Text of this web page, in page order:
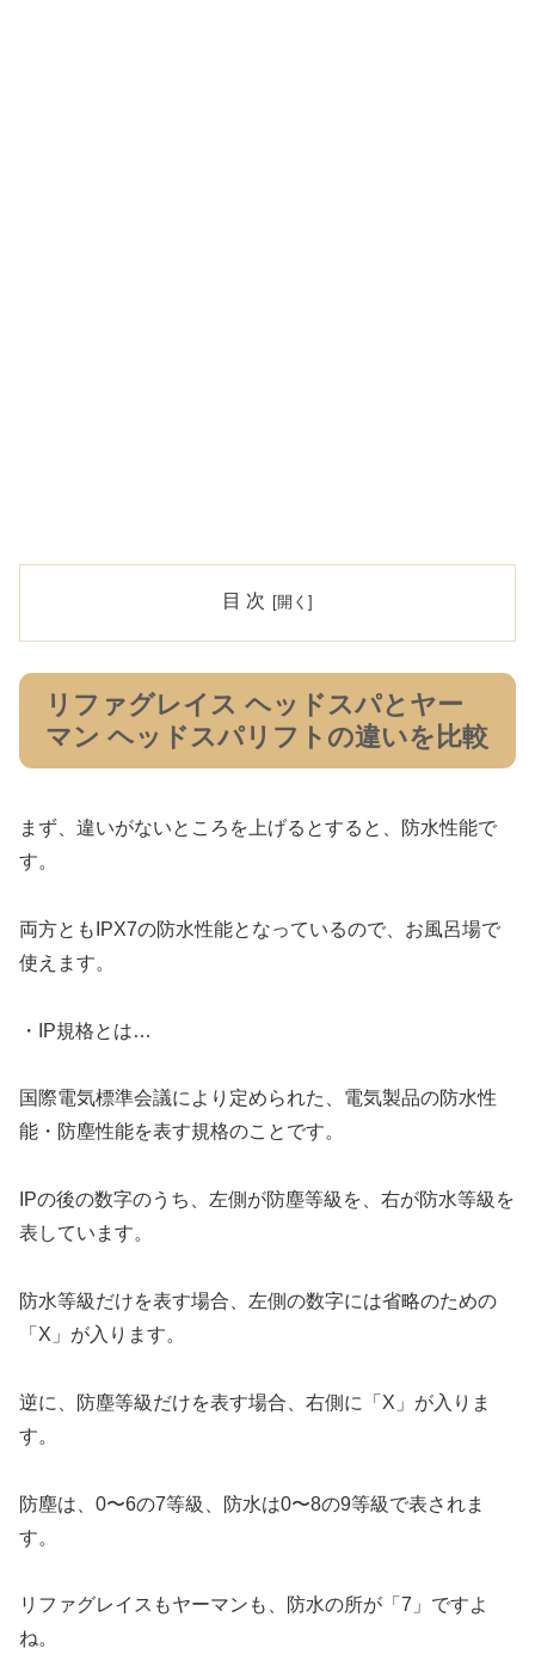
目 次
リファグレイス ヘッドスパとヤー
マン ヘッドスパリフトの違いを比較
まず、違いがないところを上げるとすると、防水性能で
す。
両方ともIPX7の防水性能となっているので、お風呂場で
使えます。
・IP規格とは…
国際電気標準会議により定められた、電気製品の防水性
能・防塵性能を表す規格のことです。
IPの後の数字のうち、左側が防塵等級を、右が防水等級を
表しています。
防水等級だけを表す場合、左側の数字には省略のための
「X」が入ります。
逆に、防塵等級だけを表す場合、右側に「X」が入りま
す。
防塵は、0〜6の7等級、防水は0〜8の9等級で表されま
す。
リファグレイスもヤーマンも、防水の所が「7」ですよ
ね。